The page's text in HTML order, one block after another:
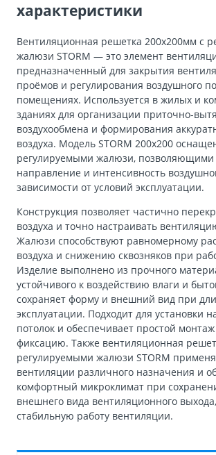
характеристики
Вентиляционная решетка 200х200мм с
жалюзи STORМ — это элемент
предназначенный для закрытия
проёмов и регулирования воздушного
помещениях. Используется в жилых и
зданиях для организации приточно-
воздухообмена и формирования
воздуха. Модель STORM 200х200
регулируемыми жалюзи, позволяющими
направление и интенсивность
зависимости от условий эксплуатации.
Конструкция позволяет частично
воздуха и точно настраивать
Жалюзи способствуют равномерному
воздуха и снижению сквозняков при
Изделие выполнено из прочного
устойчивого к воздействию влаги и
сохраняет форму и внешний вид при
эксплуатации. Подходит для установки
потолок и обеспечивает простой
фиксацию. Также вентиляционная
регулируемыми жалюзи STORМ
вентиляции различного назначения и
комфортный микроклимат при
внешнего вида вентиляционного
стабильную работу вентиляции.